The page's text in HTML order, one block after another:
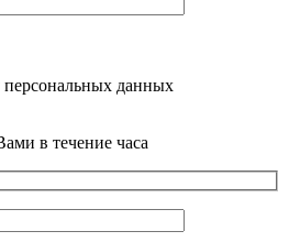
персональных данных
в течение часа